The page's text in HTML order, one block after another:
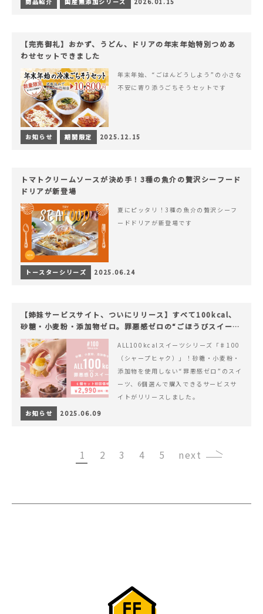
【完売御礼】おかず、うどん、ドリアの年末年始特別つめあ
わせセットできました
年末年始、“ごはんどうしよう”の小さな
不安に寄り添うごちそうセットです
お知らせ 期間限定 2025.12.15
トマトクリームソースが決め手！3種の魚介の贅沢シーフード
ドリアが新登場
夏にピッタリ！3種の魚介の贅沢シーフ
ードドリアが新登場です
トースターシリーズ 2025.06.24
【姉妹サービスサイト、ついにリリース】すべて100kcal、
砂糖・小麦粉・添加物ゼロ。罪悪感ゼロの“ごほうびスイー
ツ”『#100（シャープ100）』
ALL100kcalスイーツシリーズ「♯100
（シャープヒャク）」！砂糖・小麦粉・
添加物を使用しない“罪悪感ゼロ”のスイ
ーツ、6個選んで購入できるサービスサ
イトがリリースしました。
お知らせ
2025.06.09
1 2 3 4 5 ›